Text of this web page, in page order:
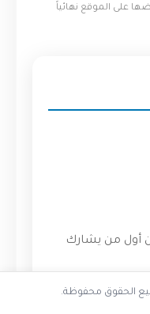
على الموقع نهائياً
أول من يشارك